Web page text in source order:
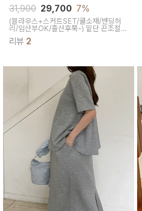
31,900 29,700 7%
(블라우스+스커트SET/쿨소재/밴딩허
리/임산부OK/출산후쭉-) 밑단 끈조절로
더욱 아방한 핏감을 연출해 주고 바스트
버튼 오픈형으로 외출 시에도 수유가 가
리뷰 2